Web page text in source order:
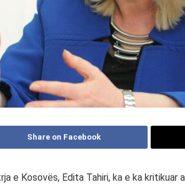
Share on Facebook
e Kosovës, Edita Tahiri, ka e ka kritikuar